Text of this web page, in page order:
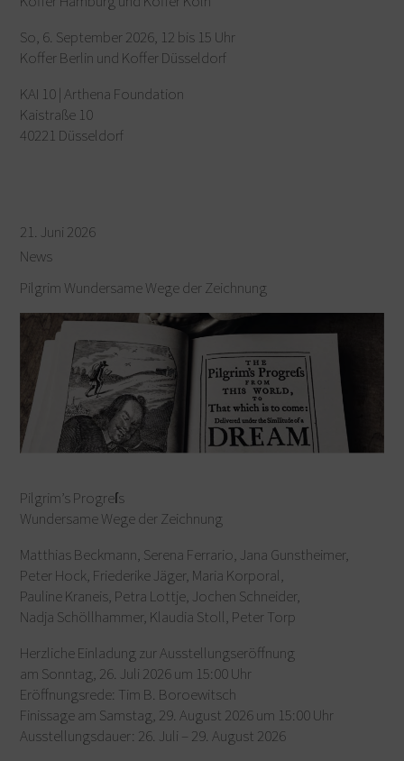
So, 6. September 2026, 12 bis 15 Uhr
Koffer Berlin und Koffer Düsseldorf
KAI 10 | Arthena Foundation
Kaistraße 10
40221 Düsseldorf
21. Juni 2026
News
Pilgrim Wundersame Wege der Zeichnung
Pilgrim’s Progreſs
Wundersame Wege der Zeichnung
Matthias Beckmann, Serena Ferrario, Jana Gunstheimer,
Peter Hock, Friederike Jäger, Maria Korporal,
Pauline Kraneis, Petra Lottje, Jochen Schneider,
Nadja Schöllhammer, Klaudia Stoll, Peter Torp
Herzliche Einladung zur Ausstellungseröffnung
am Sonntag, 26. Juli 2026 um 15:00 Uhr
Eröffnungsrede: Tim B. Boroewitsch
Finissage am Samstag, 29. August 2026 um 15:00 Uhr
Ausstellungsdauer: 26. Juli – 29. August 2026